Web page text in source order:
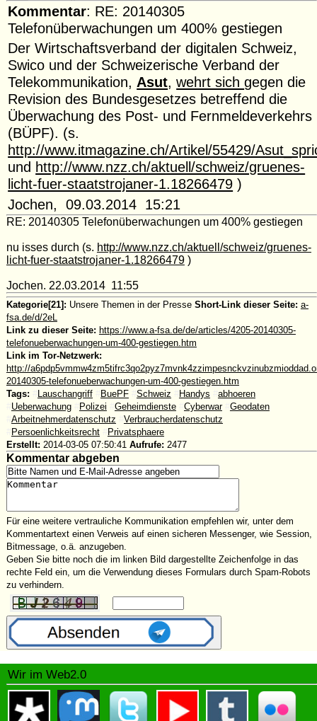
Kommentar: RE: 20140305
Telefonüberwachungen um 400% gestiegen
Der Wirtschaftsverband der digitalen Schweiz,
Swico und der Schweizerische Verband der
Telekommunikation, Asut,wehrt sichgegen die
Revision des Bundesgesetzes betreffend die
Überwachung des Post- und Fernmeldeverkehrs
(BÜPF). (s.
http://www.itmagazine.ch/Artikel/55429/
und http://www.nzz.ch/aktuell/schweiz/gruenes-
licht-fuer-staatstrojaner-1.18266479 )
Jochen, 09.03.2014 15:21
RE: 20140305 Telefonüberwachungen um 400% gestiegen
nu isses durch (s. http://www.nzz.ch/aktuell/schweiz/gruenes-
licht-fuer-staatstrojaner-1.18266479)
Jochen. 22.03.2014 11:55
Kategorie[21]: Unsere Themen in der Presse Short-Link dieser Seite: a-
fsa.de/d/2eL
Link zu dieser Seite: https://www.a-fsa.de/de/articles/4205-20140305-
telefonueberwachungen-um-400-gestiegen.htm
Link im Tor-Netzwerk:
http://
20140305-telefonueberwachungen-um-400-gestiegen.htm
Tags:
Lauschangriff BuePF Schweiz Handys
abhoeren
Ueberwachung Polizei Geheimdienste Cyberwar
Geodaten
Arbeitnehmerdatenschutz
Verbraucherdatenschutz
Persoenlichkeitsrecht
Privatsphaere
Erstellt: 2014-03-05 07:50:41 Aufrufe: 2477
Kommentar abgeben
Für eine weitere vertrauliche Kommunikation empfehlen wir, unter dem
Kommentartext einen Verweis auf einen sicheren Messenger, wie Session,
Bitmessage, o.ä. anzugeben.
Geben Sie bitte noch die im linken Bild dargestellte Zeichenfolge in das
rechte Feld ein, um die Verwendung dieses Formulars durch Spam-Robots
zu verhindern.
Wir im Web2.0